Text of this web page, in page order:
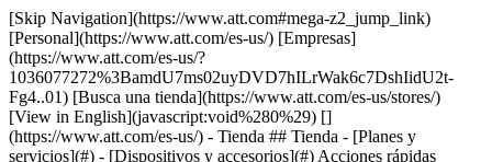
[Skip Navigation](https://www.att.com#mega-z2_jump_link) [Personal](https://www.att.com/es-us/) [Empresas](https://www.att.com/es-us/?1036077272%3BamdU7ms02uyDVD7hILrWak6c7DshIidU2t-Fg4..01) [Busca una tienda](https://www.att.com/es-us/stores/) [View in English](javascript:void%280%29) [](https://www.att.com/es-us/) - Tienda ## Tienda - [Planes y servicios](#) - [Dispositivos y accesorios](#) Acciones rápidas [Cambia](https://www.att.com/es-us/upgrade/) [Añade una línea](https://www.att.com/es-us/plans/add-a-line/) [Trae tu propio teléfono](https://www.att.com/es-us/wireless/byod/) [Cambia y ahorra](https://www.att.com/es-us/wireless/switch-and-save/) ### Paquetes - [Explorar paquetes](https://www.att.com/es-us/bundles/) - [AT&T OneConnect](https://www.att.com/es-us/oneconnect/) - [Build-A-Plan](https://www.att.com/es-us/plans/build-a-plan) - [Internet + servicio móvil](https://www.att.com/es-us/bundles/internet-wireless/) - [Internet + teléfono residencial](https://www.att.com/es-us/home-phone/) - [Clientes 55+](https://www.att.com/es-us/bundles/55-plus-internet-wireless/) ### Móvil - [Explora servicio móvil](https://www.att.com/es-us/wireless/) - [Planes de teléfonos](https://www.att.com/es-us/plans/wireless/) - [Cobertura de la red](https://www.att.com/es-us/maps/wireless-coverage.html) - [Prepago](https://www.att.com/es-us/prepaid/) - [Adicionales internacionales](https://www.att.com/es-us/international/) - [Auto conectado](https://www.att.com/es-us/plans/connected-car/) ### Internet residencial - [Explora internet residencial](https://www.att.com/es-us/internet/) - [Ve la disponibilidad](https://www.att.com/es-us/buy/internet/plans/) - [AT&T Fiber](https://www.att.com/es-us/internet/fiber/) - [AT&T Internet Air](https://www.att.com/es-us/internet/internet-air/) - [Teléfono residencial](https://www.att.com/es-us/home-phone/services/) [__Ahorra a lo grande en todo__ __regreso a clases__ \ Ver ofertas](https://www.att.com/es-us/deals/back-to-school/) Últimas novedades [Samsung Galaxy Z Fold8](https://www.att.com/es-us/buy/phones/samsung-galaxy-z-fold8.html) [iPhone 17 Pro](https://www.att.com/es-us/buy/phones/apple-iphone-17-pro.html) [AirPods Pro 3](https://www.att.com/es-us/buy/accessories/Headphones/apple-airpods-pro-3.html) [Google Pixel 10 Pro](https://www.att.com/es-us/buy/phones/google-pixel-10-pro.html) ### Dispositivos - [Teléfonos](https://www.att.com/es-us/buy/phones/) - [Teléfonos prepagados](https://www.att.com/es-us/buy/prepaid-phones/) - [Tablets](https://www.att.com/es-us/buy/tablets/) - [Relojes inteligentes](https://www.att.com/es-us/buy/wearables/) - [Usado certificado de AT&T](https://www.att.com/es-us/buy/phones/browse/att-certified-preowned) ### Accesorios - [Ver todos los accesorios](https://www.att.com/es-us/accessories/) - [Estuches](https://www.att.com/es-us/buy/accessories/browse/cases/) - [Cargadores](https://www.att.com/es-us/buy/accessories/browse/chargers/) - [Protector para pantalla](https://www.att.com/es-us/buy/accessories/browse/screen-protectors/) - [Audífonos](https://www.att.com/es-us/buy/accessories/browse/headphones/) ### Brands - [Apple](https://www.att.com/es-us/buy/phones/browse/apple/) - [Samsung](https://www.att.com/es-us/buy/phones/browse/samsung/) - [Motorola](https://www.att.com/es-us/buy/phones/browse/motorola/) - [Google](https://www.att.com/es-us/buy/phones/browse/google/) - [Meta](https://www.att.com/es-us/buy/accessories/browse/all/meta/) [__Obtén el nuevo Samsung Galaxy Z Fold8 por $0 con intercambio elegible__ \ Reserva](https://www.att.com/es-us/buy/phones/samsung-galaxy-z-fold8.html) - Ofertas ## Ofertas - [Nuevos y destacados](#) - [Descuentos para clientes](#) Destacados [Ve todas las ofertas](https://www.att.com/es-us/deals/) [Ofertas de servicio móvil](https://www.att.com/es-us/deals/cell-phone-deals/) [Ofertas de internet](https://www.att.com/es-us/deals/internet/) [Ofertas de intercambio](https://www.att.com/es-us/buy/phones/browse/tradeinoffer/) [Sin ofertas de intercambio](https://www.att.com/es-us/buy/phones/browse/nontradeinoffer/) ### Ofertas de tendencia - [Samsung Galaxy](https://www.att.com/es-us/buy/phones/browse/samsung_hasdeals_value_nontradeinoffer_tradeinoffer/) - [Apple iPhone](https://www.att.com/es-us/buy/phones/browse/apple_hasdeals_value_nontradeinoffer_tradeinoffer/) - [Menos de $50](https://www.att.com/es-us/buy/accessories/browse/all/price-range-25-50_price-range-5-25_5-and-under/) - [Ofertas de regreso a clases](https://www.att.com/es-us/deals/back-to-school/) ### Ofertas de dispositivos y accesorios - [Teléfonos](https://www.att.com/es-us/buy/phones/browse/hasdeals_value_nontradeinoffer_tradeinoffer/) - [Teléfonos prepagados](https://www.att.com/es-us/buy/prepaid-phones/browse/hasdeals/) - [Tablets](https://www.att.com/es-us/buy/tablets/browse/hasdeals_nontradeinoffer/) - [Relojes inteligentes](https://www.att.com/es-us/buy/wearables/browse/hasdeals_nontradeinoffer/) - [Ofertas de accesorios](https://www.att.com/es-us/buy/accessories/browse/all/deals/) ### Suscripciones - [AT&T OneConnect](https://www.att.com/es-us/oneconnect/) [__Cámbiate a AT&T y averigua cómo obtener hasta $800 por línea para terminar tu contrato__ \ Compra ahora](https://www.att.com/es-us/buy/phones/) ### Descuentos por ocupación - [Empleados de empresas](https://www.att.com/es-us/verification/signaturehub/#employment) - [Militares y veteranos](https://www.att.com/es-us/offers/discount-program/military-discount/) - [Maestros](https://www.att.com/es-us/offers/discount-program/teacher/) - [Enfermeros y médicos](https://www.att.com/es-us/verification/signaturehub/#medical) - [Personal de emergencias activo](https://www.att.com/es-us/firstnetandfamily/) ### Descuentos por afiliación - [Clientes 55+](https://www.att.com/es-us/verification/signaturehub/#age) - [Personal retirado del servicio de emergencia](https://www.att.com/es-us/offers/discount-program/retired-responders/) - [Trabajadores de sindicatos](https://www.att.com/es-us/offers/discount-program/union-discount/) - [Estudiantes](https://www.att.com/es-us/verification/signaturehub/#student) ### Ahorros para socios - [Descuento con tarjeta de crédito](https://www.att.com/es-us/?1036077272%3BamdU7ms02uyDVD7hIidU2t-FgOyvGkzT7uyJVm497PywgLdW2iYTVis9IZcUaO3.z1) - [Beneficios y más](https://andmorebenefits.att.com/root-discovery) [__Maestros: ahorra hasta $150 por línea y hasta un 20% en planes__ \ Obtén detalles](https://www.att.com/es-us/offers/discount-program/teacher/) - La diferencia de AT&T ## La diferencia de AT&T - [Nuestra ventaja competitiva](#) ### ¿Por qué elegirnos? - [Garantía AT&T](https://www.att.com/es-us/why-att/guarantee/) - [Por qué AT&T](https://www.att.com/es-us/why-att/) - [AT&T vs. T-Mobile y Verizon](https://www.att.com/es-us/wireless/switch-and-save/#compare-us) - [AT&T Fiber vs. Spectrum y Xfinity](https://www.att.com/es-us/internet/fiber/#compare-us) - [Prueba AT&T gratis](https://www.att.com/es-us/wireless/free-trial/) - [Cambia y ahorra](https://www.att.com/es-us/wireless/switch-and-save/) ### Cobertura excepcional - [Mapa de cobertura 5G](https://www.att.com/es-us/maps/wireless-coverage.html) - [Mapa de cobertura de fibra óptica](https://www.att.com/es-us/internet/fiber/coverage-map/) [__La mejor garantía de Estados Unidos__ \ Obtén detalles](https://www.att.com/es-us/why-att/guarantee/) - Ayuda ## Ayuda - [Factura y cuenta](#) - [Móvil](#) - [Internet](#) Acciones rápidas [Ve toda la ayuda](https://www.att.com/es-us/support/) [Ver mi cuenta](https://www.att.com/es-us/acctmgmt/overview) [Centro de pagos](https://www.att.com/es-us/acctmgmt/mypaymentcenter) [Centro de facturación](https://www.att.com/es-us/acctmgmt/billing/mybillingcenter) ### Factura y pagos - [Comprende tu factura](https://www.att.com/es-us/support/my-account/understand-your-bill/) - [Averigua por qué tu factura cambió](https://www.att.com/es-us/support/article/my-account/KM1051879/) - [Configura y administra AutoPay](https://www.att.com/es-us/acctmgmt/mypaymentcenter?intent=MANAGEAUTOPAY) - [Ve las cuotas de los dispositivos](https://www.att.com/es-us/acctmgmt/payment/installmentplandetails) - [Pagar sin iniciar sesión](https://www.att.com/es-us/acctmgmt/fastpmt/fastpay) ### Cuenta - [Cambiar o restablecer contraseña](https://www.att.com/es-us/support/article/my-account/KM1008941/) - [Añade o elimina cuentas](https://www.att.com/es-us/support/article/my-account/KM1008925/) - [Traslada el servicio de internet](https://www.att.com/es-us/help/moving/) - [Ve tus pedidos y reclamaciones](https://www.att.com/es-us/orders/history) - [Más ayuda con la cuenta](https://www.att.com/es-us/support/my-account/) [__La mejor garantía de Estados Unidos__ \ Obtén detalles](https://www.att.com/es-us/why-att/guarantee/) Acciones rápidas [Administrar mi servicio móvil](https://www.att.com/es-us/acctmgmt/mywireless) [Rastrear mi pedido](https://www.att.com/es-us/orders/history) [Añade AT&T International Day Pass](https://www.att.com/es-us/acctmgmt/signin?intent=DEEPLINK&soc=IRRLHDF&level=CAT&source=ILC242589969&wtExtndSource=Megamenu) ### Mi dispositivo - [Verificar mi uso](https://www.att.com/es-us/acctmgmt/usage/mysummary) - [Administra complementos](https://www.att.com/es-us/acctmgmt/wireless/manage-addon) - [Cambiar mi plan](https://www.att.com/es-us/acctmgmt/mywireless/manageplan/) - [Añade una línea](https://www.att.com/es-us/buy/postpaid/?wlsfi=AL) - [Consultar los requisitos de cambio](https://www.att.com/es-us/buy/postpaid/?wlsfi=up) - [Activa un dispositivo móvil](https://www.att.com/es-us/